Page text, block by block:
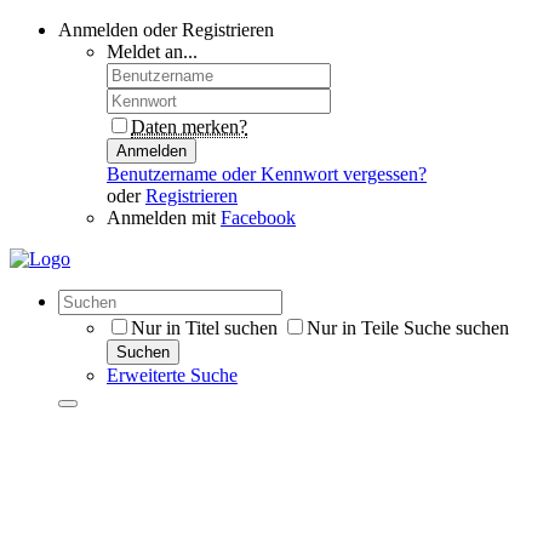
Anmelden oder Registrieren
Meldet an...
Daten merken?
Anmelden
Benutzername oder Kennwort vergessen?
oderRegistrieren
Anmelden mit Facebook
Nur in Titel suchen Nur in Teile Suche suchen
Suchen
Erweiterte Suche